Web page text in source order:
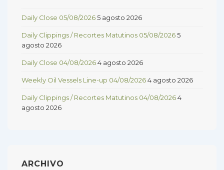
Daily Close 05/08/20265 agosto 2026
Daily Clippings / Recortes Matutinos 05/08/20265
agosto 2026
Daily Close 04/08/20264 agosto 2026
Weekly Oil Vessels Line-up 04/08/20264 agosto 2026
Daily Clippings / Recortes Matutinos 04/08/20264
agosto 2026
ARCHIVO